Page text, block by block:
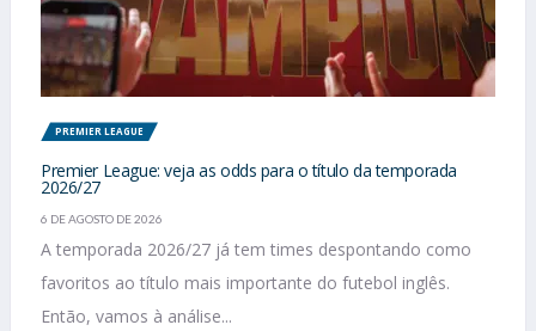
PREMIER LEAGUE
Premier League: veja as odds para o título da temporada
2026/27
6 DE AGOSTO DE 2026
A temporada 2026/27 já tem times despontando como
favoritos ao título mais importante do futebol inglês.
Então, vamos à análise...